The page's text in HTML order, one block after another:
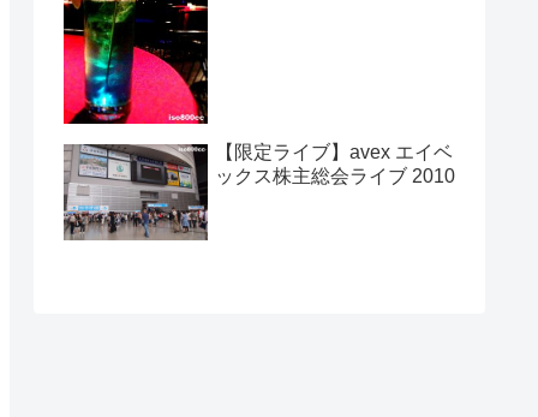
【限定ライブ】avex エイベ
ックス株主総会ライブ 2010